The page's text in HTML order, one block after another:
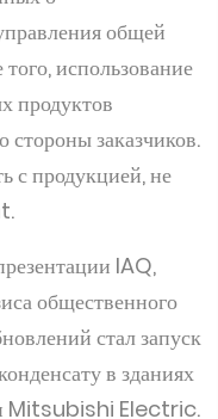
заказчиков.
с продукцией, не
IAQ,
общественного
стал запуск
в зданиях
Mitsubishi Electric.
иметь
по поводу